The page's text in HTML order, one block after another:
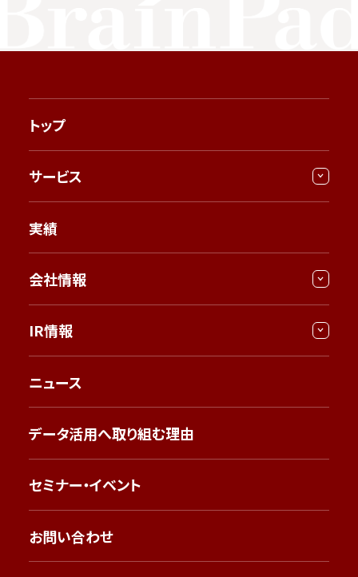
トップ
サービス
実績
会社情報
IR情報
ニュース
データ活用へ取り組む理由
セミナー・イベント
お問い合わせ